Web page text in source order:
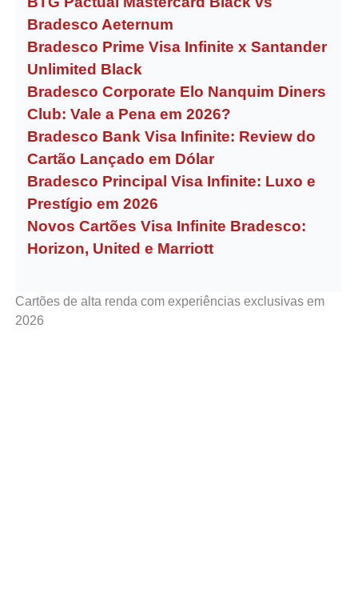
Bradesco Aeternum
Bradesco Prime Visa Infinite x Santander
Unlimited Black
Bradesco Corporate Elo Nanquim Diners
Club: Vale a Pena em 2026?
Bradesco Bank Visa Infinite: Review do
Cartão Lançado em Dólar
Bradesco Principal Visa Infinite: Luxo e
Prestígio em 2026
Novos Cartões Visa Infinite Bradesco:
Horizon, United e Marriott
Cartões de alta renda com experiências exclusivas em
2026